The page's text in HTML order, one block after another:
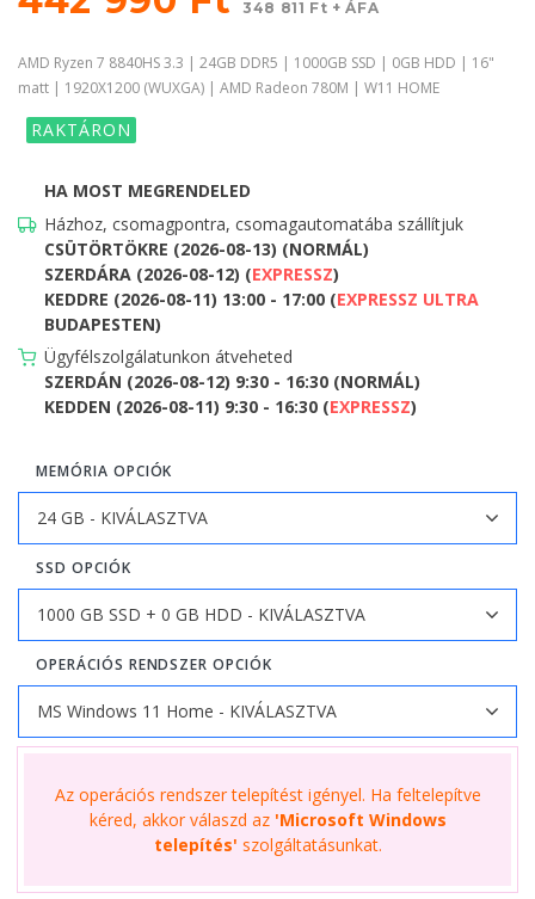
348 811 Ft + ÁFA
AMD Ryzen 7 8840HS 3.3 | 24GB DDR5 | 1000GB SSD | 0GB HDD | 16"
matt | 1920X1200 (WUXGA) | AMD Radeon 780M | W11 HOME
RAKTÁRON
HA MOST MEGRENDELED
Házhoz, csomagpontra, csomagautomatába szállítjuk
CSÜTÖRTÖKRE (2026-08-13) (NORMÁL)
SZERDÁRA (2026-08-12) (EXPRESSZ)
KEDDRE (2026-08-11) 13:00 - 17:00 (EXPRESSZ ULTRA
BUDAPESTEN)
Ügyfélszolgálatunkon átveheted
SZERDÁN (2026-08-12) 9:30 - 16:30 (NORMÁL)
KEDDEN (2026-08-11) 9:30 - 16:30 (EXPRESSZ)
MEMÓRIA OPCIÓK
SSD OPCIÓK
OPERÁCIÓS RENDSZER OPCIÓK
Az operációs rendszer telepítést igényel. Ha feltelepítve
kéred, akkor válaszd az 'Microsoft Windows
telepítés' szolgáltatásunkat.